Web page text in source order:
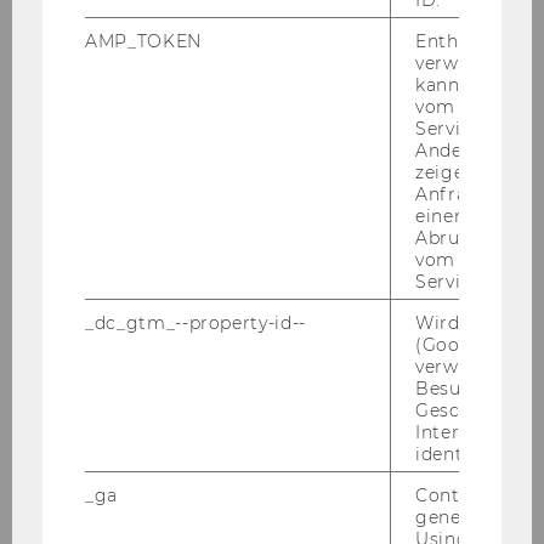
Steuerrecht, 19. Juni 2006
2. Gedächtnisvorlesung zum Andenken an
Institutsabordnung bei Tagung in London
Amerikanischer Abend mit Prof. Ruth
Mason
Defensio der Dissertation von Katharina
Eucotax-Wintercourse Tilburg 2006
AMP_TOKEN
Enthält ein
verwendet
kann, um
vom AMP-
Service
Andere
zeigen Opt-
Anfrage im
einen Fehler
Abrufen
vom AMP
Service an.
_dc_gtm_--property-id--
Wird von
(Google Tag
verwendet,
Besucher
Geschlecht
Interessen zu
identifizieren.
_ga
Contains a
generated